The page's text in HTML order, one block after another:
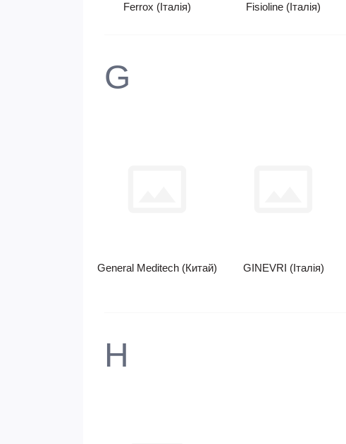
Ferrox (Італія) Fisioline (Італія)
G
General Meditech (Китай) GINEVRI (Італія)
H